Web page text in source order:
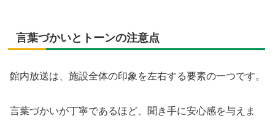
言葉づかいとトーンの注意点
館内放送は、施設全体の印象を左右する要素の一つです。
言葉づかいが丁寧であるほど、聞き手に安心感を与えま